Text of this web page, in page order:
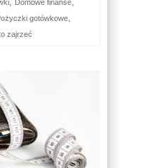
Domowe finanse
gotówkowe
zajrzeć